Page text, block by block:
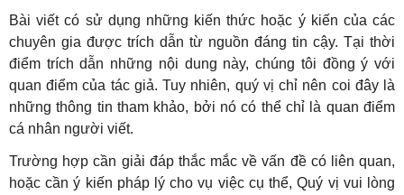
Bài viết có sử dụng những kiến thức hoặc ý kiến của các
chuyên gia được trích dẫn từ nguồn đáng tin cậy. Tại thời
điểm trích dẫn những nội dung này, chúng tôi đồng ý với
quan điểm của tác giả. Tuy nhiên, quý vị chỉ nên coi đây là
những thông tin tham khảo, bởi nó có thể chỉ là quan điểm
cá nhân người viết.
Trường hợp cần giải đáp thắc mắc về vấn đề có liên quan,
hoặc cần ý kiến pháp lý cho vụ việc cụ thể, Quý vị vui lòng